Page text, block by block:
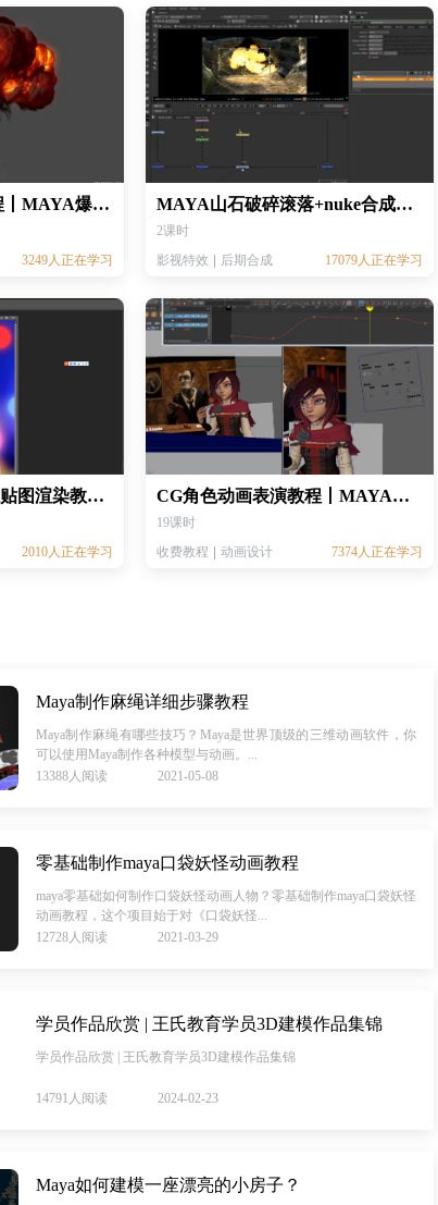
MAYA特效基础教程丨MAYA爆炸效果制作丨fumefx爆炸特效制作
3249人正在学习
MAYA山石破碎滚落+nuke合成爆炸火焰效果教程丨MAYA特效+NUKE合成教程
2课时
影视特效
后期合成 17079人正在学习
MAYA+SP女孩头像贴图渲染教程丨阿诺德人物渲染教程丨MAYA渲染教程丨arnold渲染教程丨直播课视频教程
2010人正在学习
CG角色动画表演教程丨MAYA动画基础教程丨MAYA动画入门丨3D人物肢体动画和表情动画制作教程
19课时
收费教程
动画设计 7374人正在学习
Maya制作麻绳详细步骤教程
Maya制作麻绳有哪些技巧？Maya是世界顶级的三维动画软件，你
可以使用Maya制作各种模型与动画。...
13388人阅读
2021-05-08
零基础制作maya口袋妖怪动画教程
maya零基础如何制作口袋妖怪动画人物？零基础制作maya口袋妖怪
动画教程，这个项目始于对《口袋妖怪...
12728人阅读
2021-03-29
学员作品欣赏 | 王氏教育学员3D建模作品集锦
学员作品欣赏 | 王氏教育学员3D建模作品集锦
14791人阅读 2024-02-23
Maya如何建模一座漂亮的小房子？